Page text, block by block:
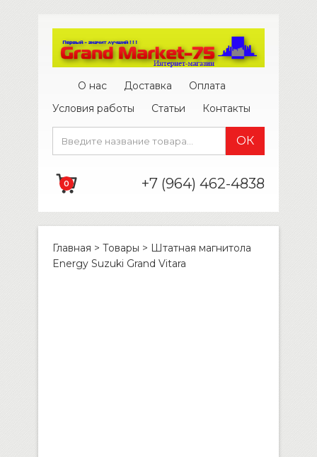
О нас Доставка
Оплата
Условия работы
Статьи Контакты
0 +7 (964) 462-4838
Главная > Товары > Штатная магнитола
Energy Suzuki Grand Vitara